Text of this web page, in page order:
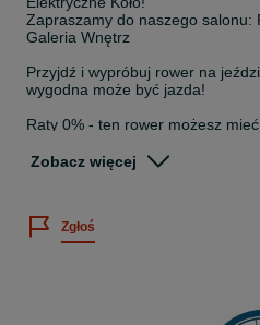
Zapraszamy do naszego salonu:
Galeria Wnętrz
Przyjdź i wypróbuj rower na
wygodna może być jazda!
Raty 0% - ten rower możesz
Specyfikacja:
• Kolor bazowy: Zielony
• Przerzutka tył: SHIMANO GRX
Zobacz więcej
Zgłoś